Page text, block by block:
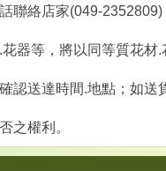
聯絡店家(049-2352809)
器等，將以同等質花材.
認送達時間.地點；如送
之權利。